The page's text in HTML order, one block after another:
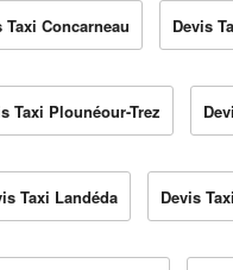
Taxi Concarneau Devis
Taxi Plounéour-Trez
Taxi Landéda Devis